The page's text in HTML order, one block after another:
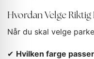
Hvordan Velge Riktig
Når du skal velge
✔ Hvilken farge